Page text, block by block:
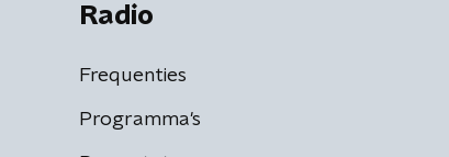
Radio
Frequenties
Programma's